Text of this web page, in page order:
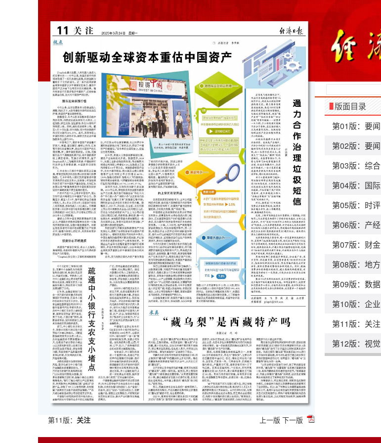
第11版： 关注 上一版 下一版
版面目录
第01版：要闻
第02版：要闻
第03版：综合
第04版：国际
第05版：时评
第06版：产经
第07版：财金
第08版：地方
第09版：数据
第10版：企业
第11版：关注
第12版：视觉